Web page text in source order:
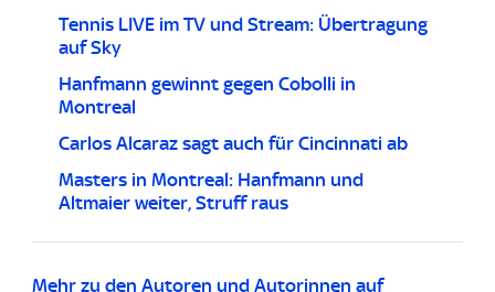
Tennis LIVE im TV und Stream: Übertragung
auf Sky
Hanfmann gewinnt gegen Cobolli in
Montreal
Carlos Alcaraz sagt auch für Cincinnati ab
Masters in Montreal: Hanfmann und
Altmaier weiter, Struff raus
Mehr zu den Autoren und Autorinnen auf